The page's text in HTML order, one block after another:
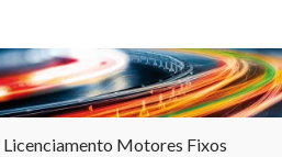
Licenciamento Motores Fixos